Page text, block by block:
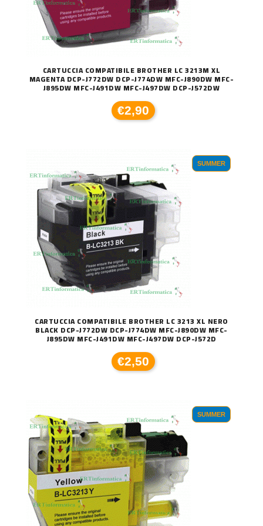
CARTUCCIA COMPATIBILE BROTHER LC 3213M XL
MAGENTA DCP-J772DW DCP-J774DW MFC-J890DW MFC-
J895DW MFC-J491DW MFC-J497DW DCP-J572DW
€2,90
SUMMER
CARTUCCIA COMPATIBILE BROTHER LC 3213 XL NERO
BLACK DCP-J772DW DCP-J774DW MFC-J890DW MFC-
J895DW MFC-J491DW MFC-J497DW DCP-J572D
€2,50
SUMMER